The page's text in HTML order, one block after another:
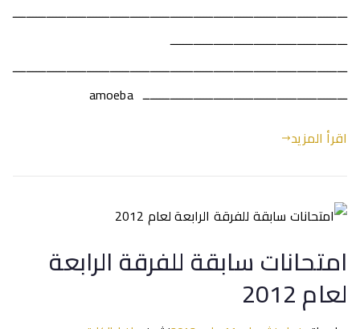
ــــــــــــــــــــــــــــــــــــــــــــــــــــــــــــــــــــــــــــــــــــــــــــــــــــ
ـــــــــــــــــــــــــــــــــــــــــــــــــــــ
ــــــــــــــــــــــــــــــــــــــــــــــــــــــــــــــــــــــــــــــــــــــــــــــــــــ
ـــــــــــــــــــــــــــــــــــــــــــــــــــــــــــــ amoeba
اقرأ المزيد
امتحانات سابقة للفرقة الرابعة
لعام 2012